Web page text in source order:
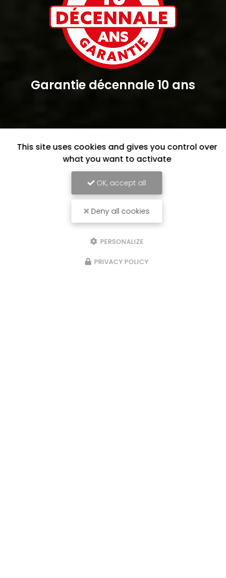
Garantie décennale 10 ans
This site uses cookies and gives you control over
what you want to activate
OK, accept all
Deny all cookies
PERSONALIZE
PRIVACY POLICY